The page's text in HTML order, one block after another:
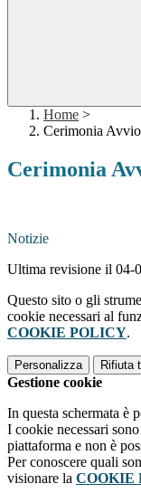
Home >
Cerimonia
Cerimonia
Notizie
Ultima revisione il 04-
Questo sito o gli
cookie necessari al
COOKIE POLICY.
Personalizza Rifiuta
Gestione cookie
In questa schermata è
I cookie necessari
piattaforma e non è
Per conoscere quali
visionare la COOKIE